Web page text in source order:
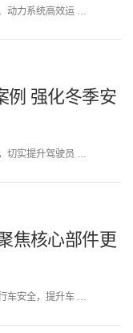
动力系统高效运 …
例 强化冬季安
切实提升驾驶员 …
焦核心部件更
车安全，提升车 …